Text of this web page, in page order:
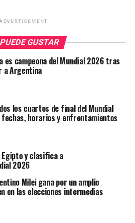
GUSTAR
es campeona del Mundial 2026 tras
a Argentina
los cuartos de final del Mundial
horarios y enfrentamientos
y clasifica a
2026
Milei gana por un amplio
en las elecciones intermedias